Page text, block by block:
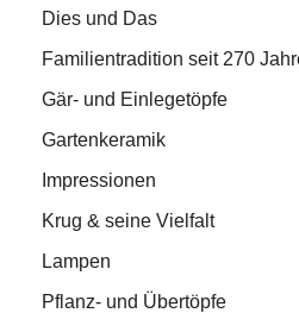
Dies und Das
Familientradition seit 270
Gär- und Einlegetöpfe
Gartenkeramik
Impressionen
Krug & seine Vielfalt
Lampen
Pflanz- und Übertöpfe